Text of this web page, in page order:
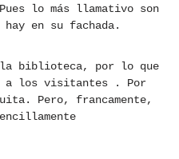
lo más llamativo son
en su fachada.
biblioteca, por lo que
a los visitantes . Por
Pero, francamente,